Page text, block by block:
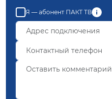
Я — абонент ПАКТ ТВ